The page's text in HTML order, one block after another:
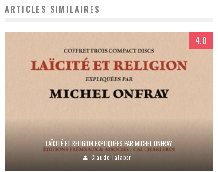
ARTICLES SIMILAIRES
4.0
LAÏCITÉ ET RELIGION EXPLIQUÉES PAR MICHEL ONFRAY
Claude Talaber